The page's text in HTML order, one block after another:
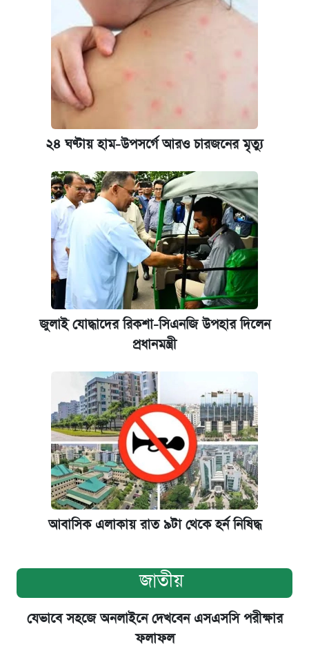
২৪ ঘণ্টায় হাম-উপসর্গে আরও চারজনের মৃত্যু
জুলাই যোদ্ধাদের রিকশা-সিএনজি উপহার দিলেন
প্রধানমন্ত্রী
আবাসিক এলাকায় রাত ৯টা থেকে হর্ন নিষিদ্ধ
জাতীয়
যেভাবে সহজে অনলাইনে দেখবেন এসএসসি পরীক্ষার
ফলাফল